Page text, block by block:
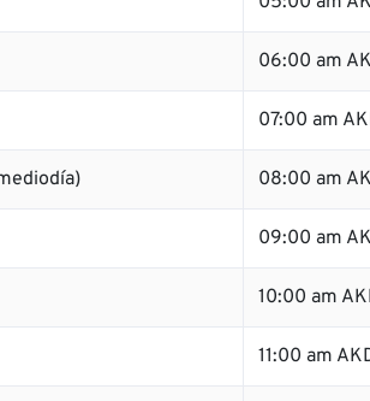
06:00 am
07:00 am
08:00 am
09:00 am
10:00 am
11:00 am